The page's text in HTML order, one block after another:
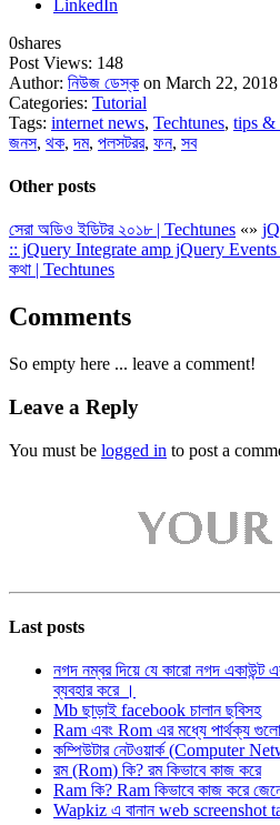
LinkedIn
0shares
Post Views: 148
Author: নিউজ ডেস্ক on March 22, 2018
Categories: Tutorial
Tags: internet news, Techtunes, tips &
জনস, থক,দম, পলসটরর, ফন, সব
Other posts
সেরা অডিও ইডিটর ২০১৮ | Techtunes «»
:: jQuery Integrate amp jQuery Events
কথা | Techtunes
Comments
So empty here ... leave a comment!
Leave a Reply
You must be logged in to post a
Last posts
নগদ নম্বর দিয়ে যে কারো নগদ
ব্যবহার করে ।
Mb ছাড়াই facebook চালান ছবিসহ
Ram এবং Rom এর মধ্যে পার্থক্য
কম্পিউটার নেটওয়ার্ক (Computer
রম (Rom) কি? রম কিভাবে কাজ করে
Ram কি? Ram কিভাবে কাজ করে
Wapkiz এ বানান web screenshot